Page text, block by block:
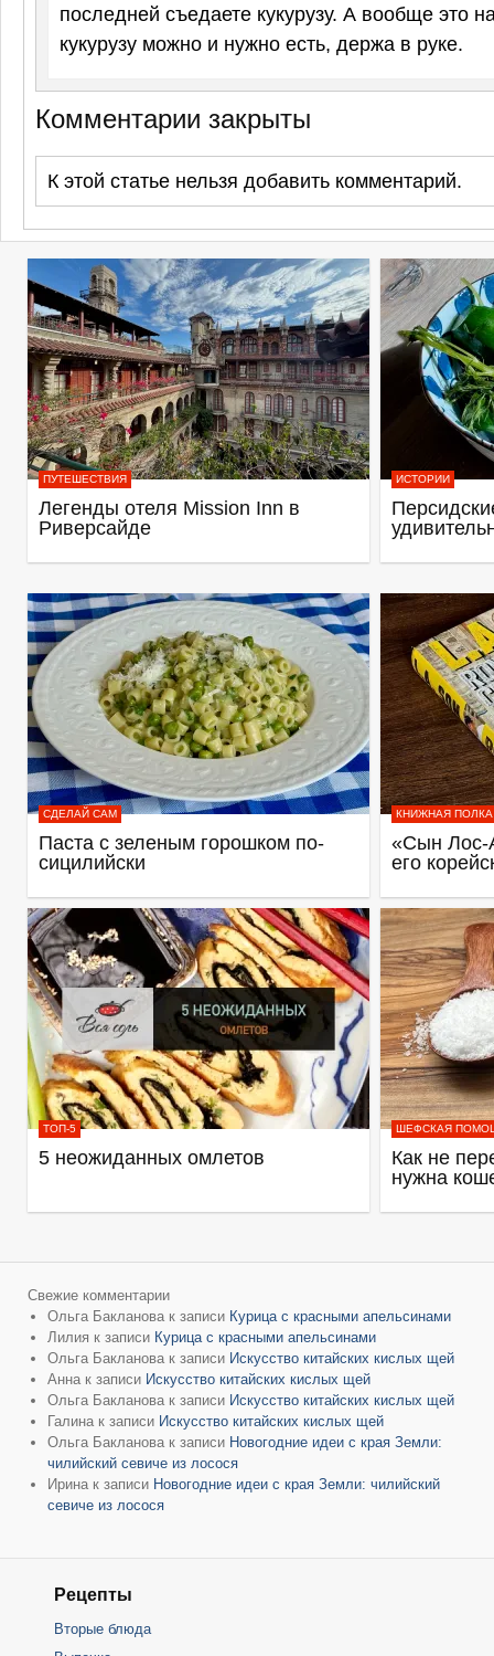
последней съедаете кукурузу. А вообще это
кукурузу можно и нужно есть, держа в руке.
Комментарии закрыты
К этой статье нельзя добавить комментарий.
ПУТЕШЕСТВИЯ
Легенды отеля Mission Inn в
Риверсайде
ИСТОРИИ
СДЕЛАЙ САМ
Паста с зеленым горошком по-
сицилийски
КНИЖНАЯ ПОЛКА
«Сын Лос-
его
ТОП-5
5 неожиданных омлетов
ШЕФСКАЯ
Как не
нужна
Свежие комментарии
Ольга Бакланова к записи Курица с красными апельсинами
Лилия к записи Курица с красными апельсинами
Ольга Бакланова к записи Искусство китайских кислых щей
Анна к записи Искусство китайских кислых щей
Ольга Бакланова к записи Искусство китайских кислых щей
Галина к записи Искусство китайских кислых щей
Ольга Бакланова к записи Новогодние идеи с края Земли:
чилийский севиче из лосося
Ирина к записи Новогодние идеи с края Земли: чилийский
севиче из лосося
Рецепты
Вторые блюда